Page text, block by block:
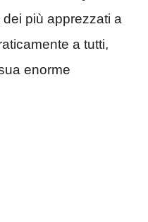
più apprezzati a
a tutti,
enorme